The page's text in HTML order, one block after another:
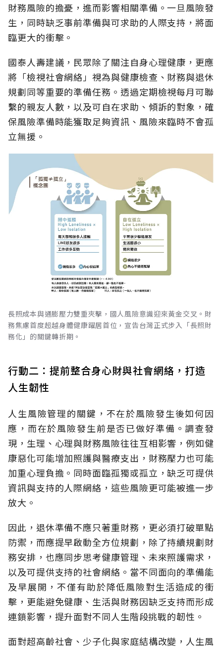
財務風險的擔憂，進而影響相關準備。一旦風險發
生，同時缺乏事前準備與可求助的人際支持，將面
臨更大的衝擊。
國泰人壽建議，民眾除了關注自身心理健康，更應
將「檢視社會網絡」視為與健康檢查、財務與退休
規劃同等重要的準備任務。透過定期檢視每月可聯
繫的親友人數，以及可自在求助、傾訴的對象，確
保風險準備時能獲取足夠資訊、風險來臨時不會孤
立無援。
長照成本與通膨壓力雙重夾擊，國人風險意識迎來黃金交叉。財
務焦慮首度超越身體健康躍居首位，宣告台灣正式步入「長照財
務化」的關鍵轉折期。
行動二：提前整合身心財與社會網絡，打造
人生韌性
人生風險管理的關鍵，不在於風險發生後如何因
應，而在於風險發生前是否已做好準備。調查發
現，生理、心理與財務風險往往互相影響，例如健
康惡化可能增加照護與醫療支出，財務壓力也可能
加重心理負擔。同時面臨孤獨或孤立，缺乏可提供
資訊與支持的人際網絡，這些風險更可能被進一步
放大。
因此，退休準備不應只著重財務，更必須打破單點
防禦，而應提早啟動全方位規劃，除了持續規劃財
務安排，也應同步思考健康管理、未來照護需求，
以及可提供支持的社會網絡。當不同面向的準備能
及早展開，不僅有助於降低風險對生活造成的衝
擊，更能避免健康、生活與財務因缺乏支持而形成
連鎖影響，提升面對不同人生階段挑戰的韌性。
面對超高齡社會、少子化與家庭結構改變，人生風